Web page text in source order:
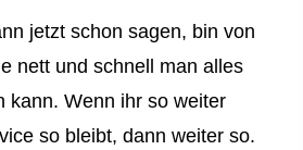
jetzt schon sagen, bin von
nett und schnell man alles
kann. Wenn ihr so weiter
so bleibt, dann weiter so.